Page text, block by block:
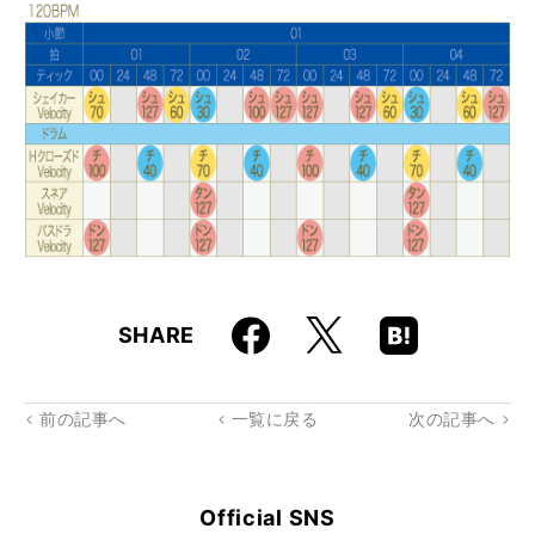
SHARE Faceboo
k
X
Hatena
Boo
rk
前の記事へ 一覧に戻る 次の記事へ
Official SNS